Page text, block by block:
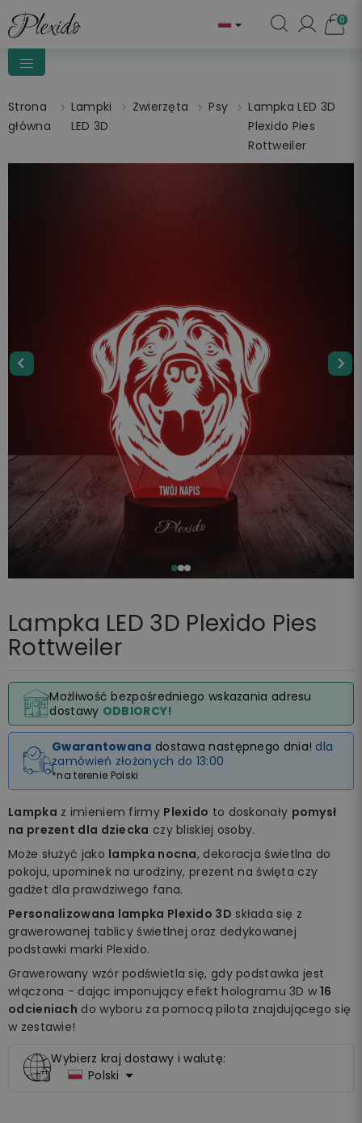
 0
Strona
główna
Lampki
LED 3D
Zwierzęta Psy
Lampka LED 3D
Plexido Pies
Rottweiler
Lampka LED 3D Plexido Pies
Rottweiler
Możliwość bezpośredniego wskazania adresu
dostawy ODBIORCY!
Gwarantowana dostawa następnego dnia! dla
zamówień złożonych do 13:00
*na terenie Polski
Lampka z imieniem firmy Plexido to doskonały pomysł
na prezent dla dziecka czy bliskiej osoby.
Może służyć jako lampka nocna, dekoracja świetlna do
pokoju, upominek na urodziny, prezent na święta czy
gadżet dla prawdziwego fana.
Personalizowana lampka Plexido 3D składa się z
grawerowanej tablicy świetlnej oraz dedykowanej
podstawki marki Plexido.
Grawerowany wzór podświetla się, gdy podstawka jest
włączona - dając imponujący efekt hologramu 3D w 16
odcieniach do wyboru za pomocą pilota znajdującego się
w zestawie!
Wybierz kraj dostawy i walutę:
Polski 